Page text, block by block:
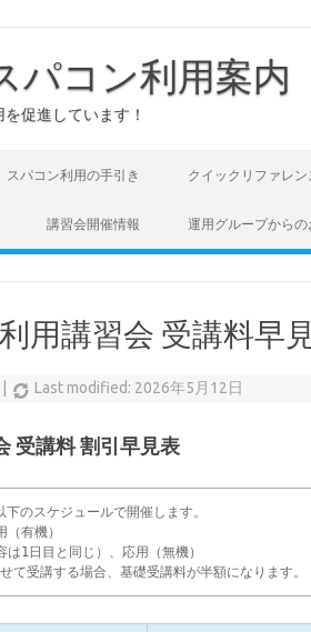
パコン利用案内
促進しています！
スパコン利用の手引き クイックリファレン
講習会開催情報 運用グループからの
用講習会 受講料早
Last modified: 2026年5月12日
受講料 割引早見表
下のスケジュールで開催します。
有機）
は1日目と同じ）、応用（無機）
て受講する場合、基礎受講料が半額になります。